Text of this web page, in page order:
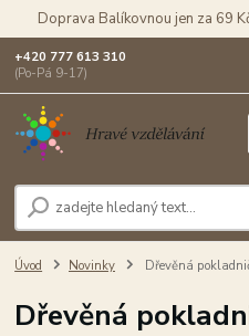
Doprava Balíkovnou jen za 69
+420 777 613 310
(Po-Pá 9-17)
Úvod Novinky Dřevěná
Dřevěná